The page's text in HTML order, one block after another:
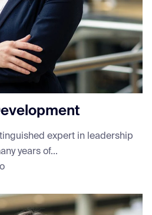
expert in leadership
years of...